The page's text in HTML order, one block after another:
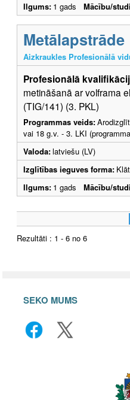
Ilgums: 1 gads Mācību/
Metālapstrāde
Aizkraukles Profesionālā
Profesionālā
metināšanā ar volframa
(TIG/141) (3. PKL)
Programmas veids:
vai 18 g.v. - 3. LKI
Valoda:latviešu (LV)
Izglītības ieguves forma:
Ilgums: 1 gads Mācību/
Rezultāti : 1 - 6 no 6
SEKO MUMS